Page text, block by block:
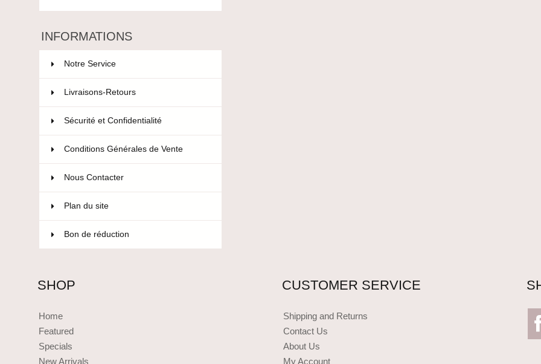
INFORMATIONS
Notre Service
Livraisons-Retours
Sécurité et Confidentialité
Conditions Générales de Vente
Nous Contacter
Plan du site
Bon de réduction
SHOP
Home
Featured
Specials
New Arrivals
CUSTOMER SERVICE
Shipping and Returns
Contact Us
About Us
My Account